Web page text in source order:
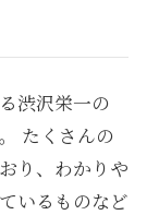
渋沢栄一の
たくさんの
り、わかりや
いるものなど